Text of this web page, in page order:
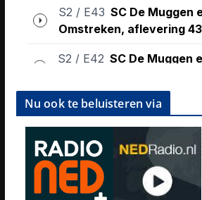
Nu ook te beluisteren via